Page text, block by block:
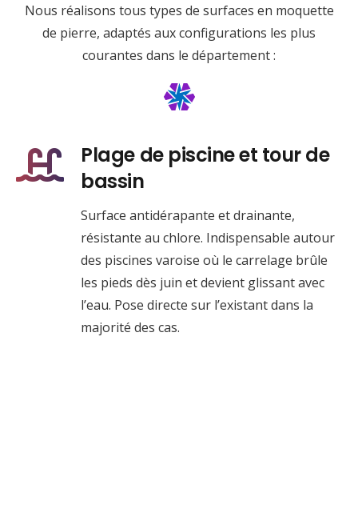
Nous réalisons tous types de surfaces en moquette
de pierre, adaptés aux configurations les plus
courantes dans le département :
Plage de piscine et tour de
bassin
Surface antidérapante et drainante,
résistante au chlore. Indispensable autour
des piscines varoise où le carrelage brûle
les pieds dès juin et devient glissant avec
l’eau. Pose directe sur l’existant dans la
majorité des cas.